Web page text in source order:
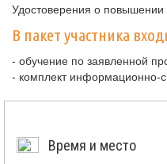
Удостоверения о повышении
В пакет участника
- обучение по заявленной
- комплект информационно-
Время и место